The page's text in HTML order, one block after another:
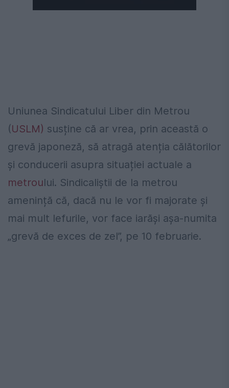
Uniunea Sindicatului Liber din Metrou
(USLM) susține că ar vrea, prin această o
grevă japoneză, să atragă atenția călătorilor
și conducerii asupra situației actuale a
metroului. Sindicaliștii de la metrou
amenință că, dacă nu le vor fi majorate și
mai mult lefurile, vor face iarăși așa-numita
„grevă de exces de zel”, pe 10 februarie.